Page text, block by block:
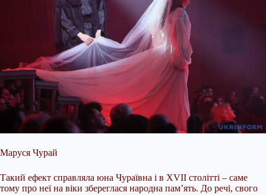
Маруся Чурай
Такий ефект справляла юна Чураївна і в ХVII столітті – саме
тому про неї на віки збереглася народна пам’ять. До речі, свого